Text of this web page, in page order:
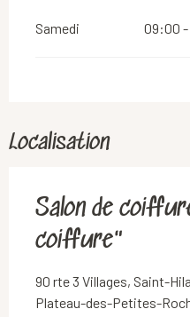
Samedi 09:00 -
Localisation
Salon de
coiffure"
90 rte 3 Villages, Saint-
Plateau-des-Petites-